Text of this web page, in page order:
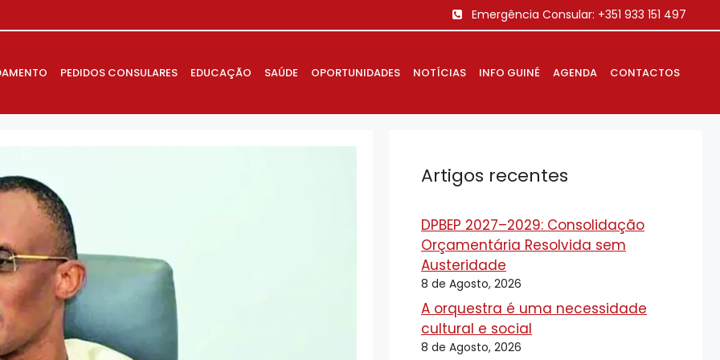
Emergência Consular: +351 933 151 497
PEDIDOS CONSULARES EDUCAÇÃO SAÚDE OPORTUNIDADES NOTÍCIAS INFO GUINÉ AGENDA CONTACTOS
Artigos recentes
DPBEP 2027–2029: Consolidação
Orçamentária Resolvida sem
Austeridade
8 de Agosto, 2026
A orquestra é uma necessidade
cultural e social
8 de Agosto, 2026